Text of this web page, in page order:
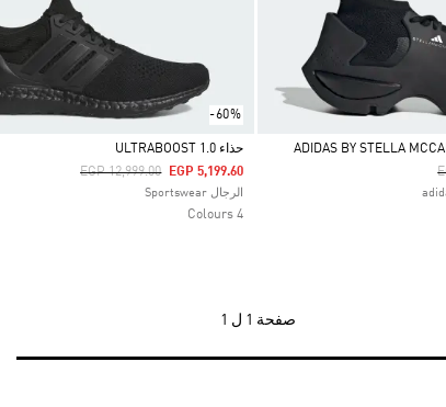
-60%
Selected
حذاء ULTRABOOST 1.0
Price Reduced From
EGP 12,999.00ToEGP 5,199.60
الرجال Sportswear
4 Colours
صفحة 1 ل 1